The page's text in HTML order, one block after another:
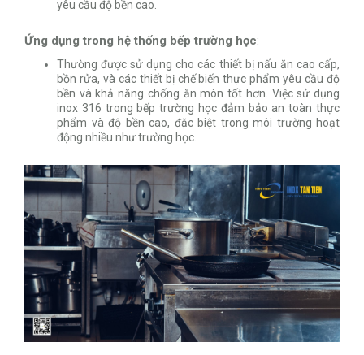
yêu cầu độ bền cao.
Ứng dụng trong hệ thống bếp trường học:
Thường được sử dụng cho các thiết bị nấu ăn cao cấp,
bồn rửa, và các thiết bị chế biến thực phẩm yêu cầu độ
bền và khả năng chống ăn mòn tốt hơn. Việc sử dụng
inox 316 trong bếp trường học đảm bảo an toàn thực
phẩm và độ bền cao, đặc biệt trong môi trường hoạt
động nhiều như trường học.